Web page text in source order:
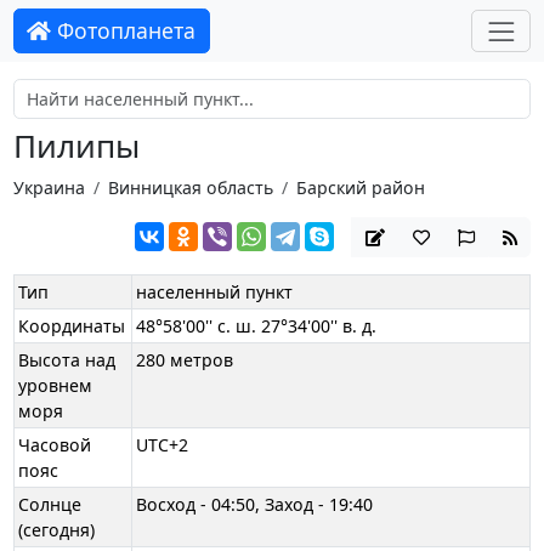
Фотопланета
Пилипы
Украина Винницкая область Барский район
Тип
населенный пункт
Координаты 48°58'00'' с. ш. 27°34'00'' в. д.
Высота над
уровнем
моря
280 метров
Часовой
пояс
UTC+2
Солнце
(сегодня)
Восход - 04:50, Заход - 19:40